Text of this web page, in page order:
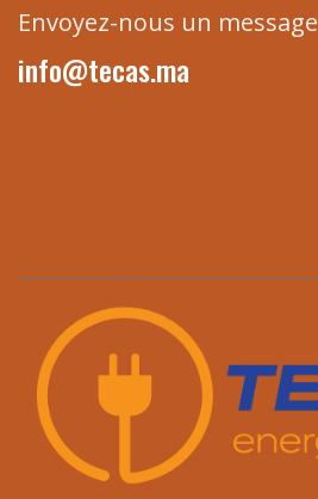
Envoyez-nous un message
info@tecas.ma